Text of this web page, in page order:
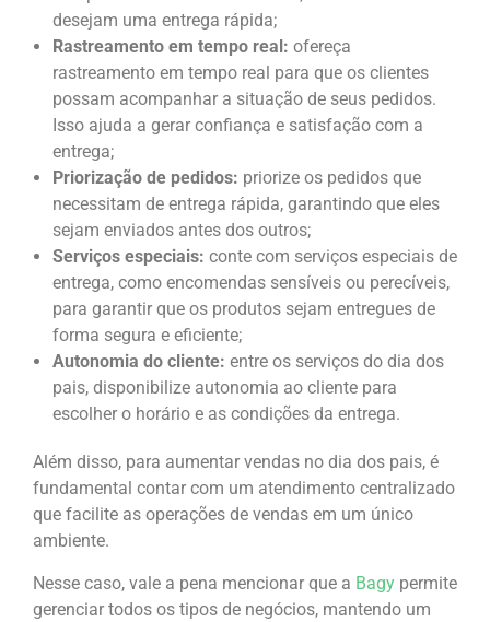
desejam uma entrega rápida;
Rastreamento em tempo real: ofereça
rastreamento em tempo real para que os clientes
possam acompanhar a situação de seus pedidos.
Isso ajuda a gerar confiança e satisfação com a
entrega;
Priorização de pedidos: priorize os pedidos que
necessitam de entrega rápida, garantindo que eles
sejam enviados antes dos outros;
Serviços especiais: conte com serviços especiais de
entrega, como encomendas sensíveis ou perecíveis,
para garantir que os produtos sejam entregues de
forma segura e eficiente;
Autonomia do cliente: entre os serviços do dia dos
pais, disponibilize autonomia ao cliente para
escolher o horário e as condições da entrega.
Além disso, para aumentar vendas no dia dos pais, é
fundamental contar com um atendimento centralizado
que facilite as operações de vendas em um único
ambiente.
Nesse caso, vale a pena mencionar que a Bagy permite
gerenciar todos os tipos de negócios, mantendo um